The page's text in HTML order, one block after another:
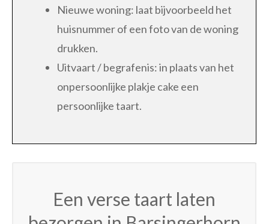
Nieuwe woning: laat bijvoorbeeld het
huisnummer of een foto van de woning
drukken.
Uitvaart / begrafenis: in plaats van het
onpersoonlijke plakje cake een
persoonlijke taart.
Een verse taart laten